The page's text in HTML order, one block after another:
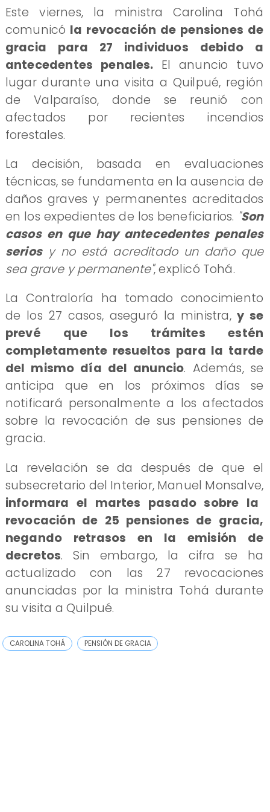
​Este viernes, la ministra Carolina Tohá
comunicó la revocación de pensiones de
gracia para 27 individuos debido a
antecedentes penales. El anuncio tuvo
lugar durante una visita a Quilpué, región
de Valparaíso, donde se reunió con
afectados por recientes incendios
forestales.
​La decisión, basada en evaluaciones
técnicas, se fundamenta en la ausencia de
daños graves y permanentes acreditados
en los expedientes de los beneficiarios. "Son
casos en que hay antecedentes penales
seriosy no está acreditado un daño que
sea grave y permanente", explicó Tohá.
La Contraloría ha tomado conocimiento
de los 27 casos, aseguró la ministra,y se
prevé que los trámites estén
completamente resueltos para la tarde
del mismo día del anuncio. Además, se
anticipa que en los próximos días se
notificará personalmente a los afectados
sobre la revocación de sus pensiones de
gracia.
La revelación se da después de que el
subsecretario del Interior, Manuel Monsalve,
informara el martes pasado sobre la
revocación de 25 pensiones de gracia,
negando retrasos en la emisión de
decretos. Sin embargo, la cifra se ha
actualizado con las 27 revocaciones
anunciadas por la ministra Tohá durante
su visita a Quilpué.
CAROLINA TOHÁ PENSIÓN DE GRACIA